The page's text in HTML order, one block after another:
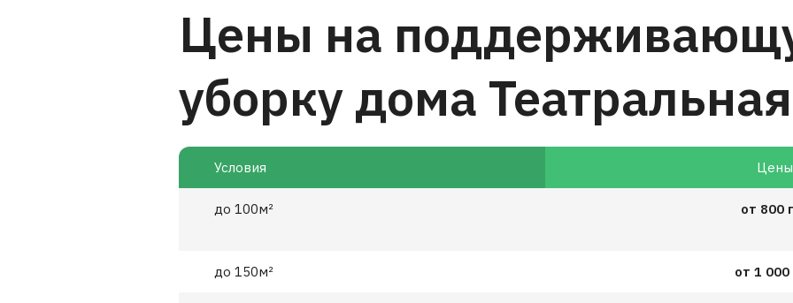
Цены на
уборку дома Театральная
Условия Цены
до 100м² от 800
до 150м² от 1 000